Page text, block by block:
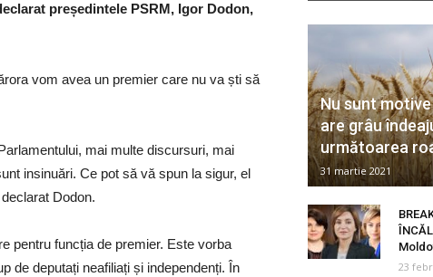
președintele PSRM, Igor Dodon,
vom avea un premier care nu va ști să
mai multe discursuri, mai
insinuări. Ce pot să vă spun la sigur, el
Dodon.
pentru funcția de premier. Este vorba
de deputați neafiliați și independenți. În
Nu sunt
are grâu
următoarea
31 martie 2021
23